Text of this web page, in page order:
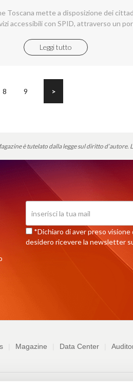
Toscana mette a disposizione dei
accessibili con SPID, attraverso un
la comunicazione tra cittadini e
amministrazione.
Leggi tutto
8 9 >
è tutelato dalla legge sul diritto d’autore.
*Dichiaro di aver preso visione
desidero ricevere la newsletter
Magazine Data Center